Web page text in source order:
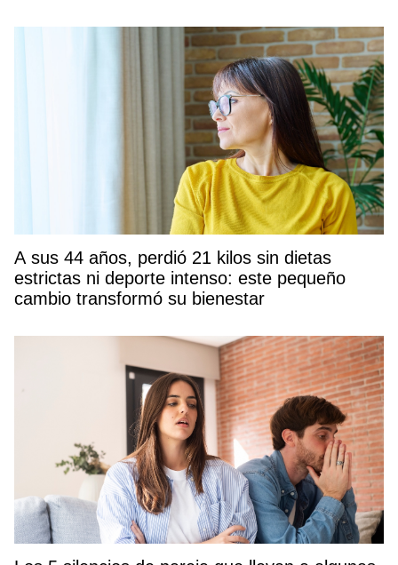
A sus 44 años, perdió 21 kilos sin dietas
estrictas ni deporte intenso: este pequeño
cambio transformó su bienestar